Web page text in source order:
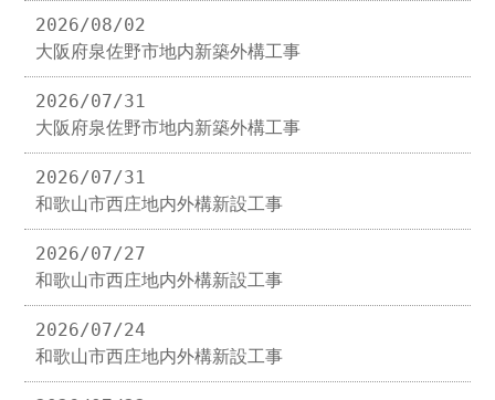
2026/08/02
大阪府泉佐野市地内新築外構工事
2026/07/31
大阪府泉佐野市地内新築外構工事
2026/07/31
和歌山市西庄地内外構新設工事
2026/07/27
和歌山市西庄地内外構新設工事
2026/07/24
和歌山市西庄地内外構新設工事